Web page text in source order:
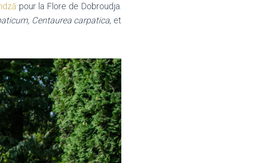
pour la Flore de Dobroudja.
Centaurea carpatica, et